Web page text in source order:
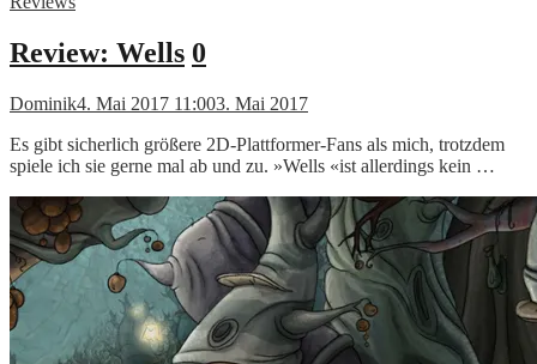
Review: Wells 0
Dominik4. Mai 2017 11:003. Mai 2017
Es gibt sicherlich größere 2D-Plattformer-Fans als mich, trotzdem
spiele ich sie gerne mal ab und zu. »Wells «ist allerdings kein …